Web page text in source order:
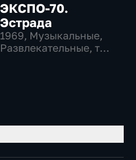
ЭКСПО-70.
Эстрада
1969, Музыкальные,
Развлекательные, тВ